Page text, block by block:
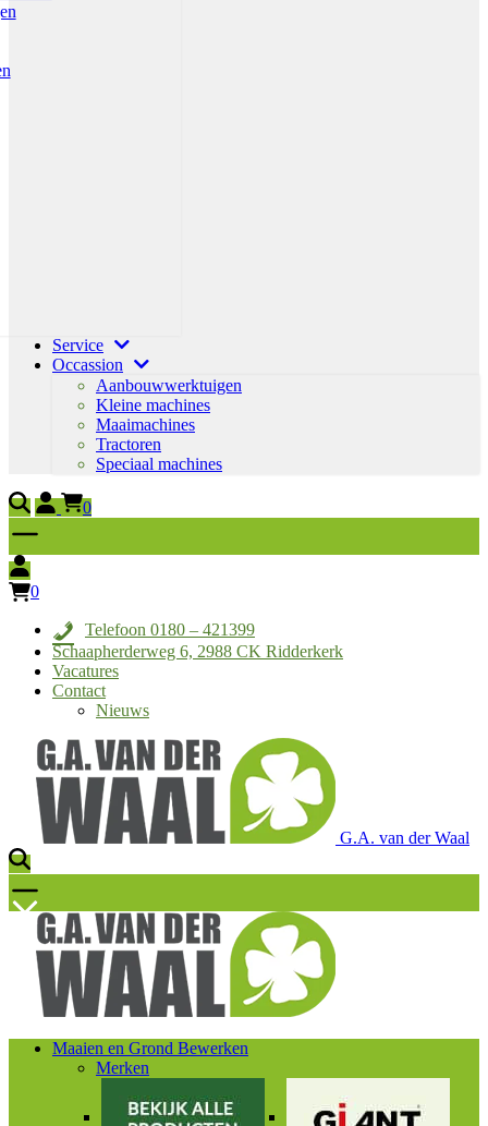
Service
Occassion
Aanbouwwerktuigen
Kleine machines
Maaimachines
Tractoren
Speciaal machines
0
0
Telefoon 0180 – 421399
Schaapherderweg 6, 2988 CK Ridderkerk
Vacatures
Contact
Nieuws
G.A. van der Waal
Maaien en Grond Bewerken
Merken